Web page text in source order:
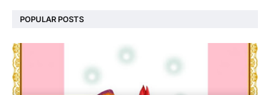
POPULAR POSTS